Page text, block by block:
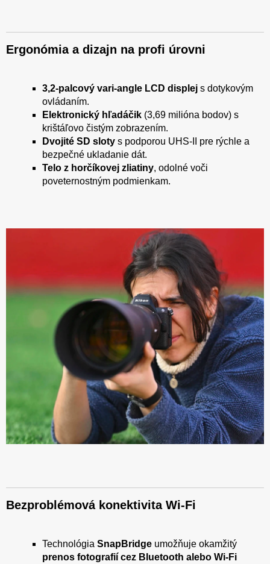
Ergonómia a dizajn na profi úrovni
3,2-palcový vari-angle LCD displej s dotykovým
ovládaním.
Elektronický hľadáčik (3,69 milióna bodov) s
krištáľovo čistým zobrazením.
Dvojité SD sloty s podporou UHS-II pre rýchle a
bezpečné ukladanie dát.
Telo z horčíkovej zliatiny, odolné voči
poveternostným podmienkam.
Bezproblémová konektivita Wi-Fi
Technológia SnapBridge umožňuje okamžitý
prenos fotografií cez Bluetooth alebo Wi-Fi